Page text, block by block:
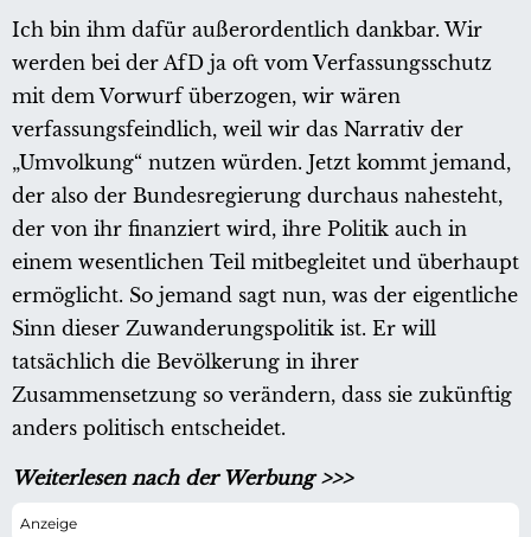
Ich bin ihm dafür außerordentlich dankbar. Wir
werden bei der AfD ja oft vom Verfassungsschutz
mit dem Vorwurf überzogen, wir wären
verfassungsfeindlich, weil wir das Narrativ der
„Umvolkung“ nutzen würden. Jetzt kommt jemand,
der also der Bundesregierung durchaus nahesteht,
der von ihr finanziert wird, ihre Politik auch in
einem wesentlichen Teil mitbegleitet und überhaupt
ermöglicht. So jemand sagt nun, was der eigentliche
Sinn dieser Zuwanderungspolitik ist. Er will
tatsächlich die Bevölkerung in ihrer
Zusammensetzung so verändern, dass sie zukünftig
anders politisch entscheidet.
Weiterlesen nach der Werbung >>>